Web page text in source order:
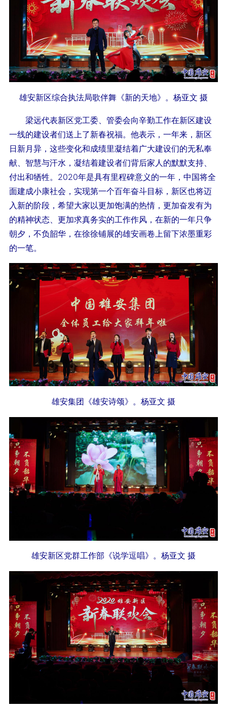
雄安新区综合执法局歌伴舞《新的天地》。杨亚文 摄
梁远代表新区党工委、管委会向辛勤工作在新区建设
一线的建设者们送上了新春祝福。他表示，一年来，新区
日新月异，这些变化和成绩里凝结着广大建设们的无私奉
献、智慧与汗水，凝结着建设者们背后家人的默默支持、
付出和牺牲。2020年是具有里程碑意义的一年，中国将全
面建成小康社会，实现第一个百年奋斗目标，新区也将迈
入新的阶段，希望大家以更加饱满的热情，更加奋发有为
的精神状态、更加求真务实的工作作风，在新的一年只争
朝夕，不负韶华，在徐徐铺展的雄安画卷上留下浓墨重彩
的一笔。
雄安集团《雄安诗颂》。杨亚文 摄
雄安新区党群工作部《说学逗唱》。杨亚文 摄